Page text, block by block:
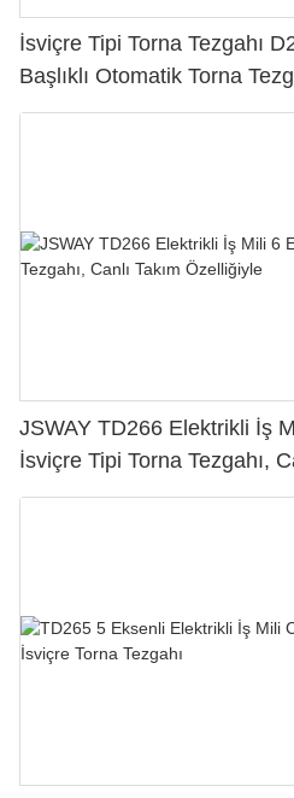
İsviçre Tipi Torna Tezgahı
Başlıklı Otomatik Torna
JSWAY TD266 Elektrikli İş
İsviçre Tipi Torna Tezgahı,